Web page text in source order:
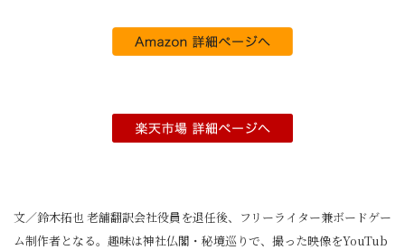
文／鈴木拓也 老舗翻訳会社役員を退任後、フリーライター兼ボードゲー
ム制作者となる。趣味は神社仏閣・秘境巡りで、撮った映像をYouTub